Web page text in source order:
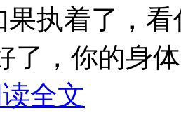
果执着了，
了，你的身
全文